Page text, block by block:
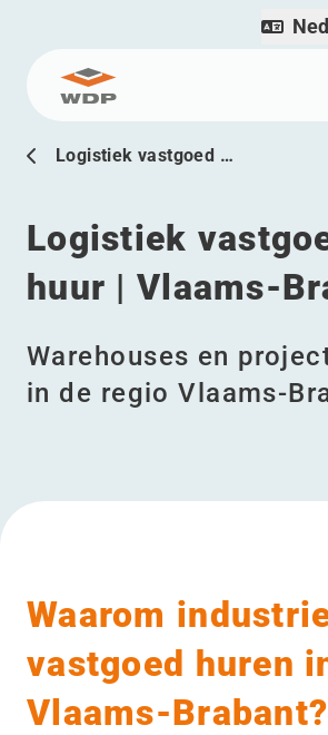
Ga naar inhoud
Logistiek vastgoed …
Logistiek
huur | Vlaams-
Warehouses en
in de regio Vlaams-
Waarom
vastgoed huren
Vlaams-Brabant?